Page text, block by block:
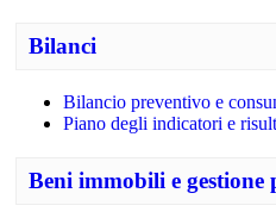
Bilanci
Bilancio preventivo e
Piano degli indicatori e
Beni immobili e gestione